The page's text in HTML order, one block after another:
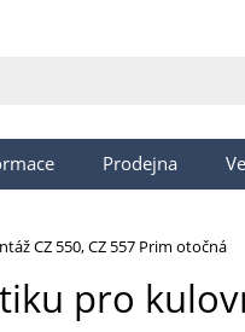
Prodejna
CZ 550, CZ 557 Prim otočná
pro